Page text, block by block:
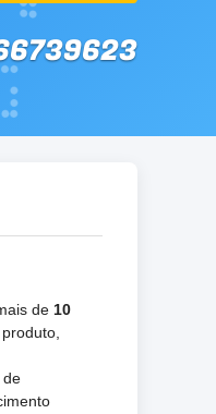
de 10
de